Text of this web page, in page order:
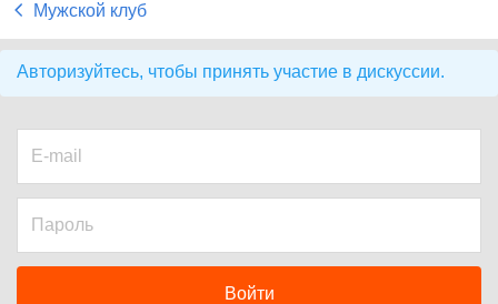
Мужской клуб
Авторизуйтесь, чтобы принять участие в дискуссии.
Войти